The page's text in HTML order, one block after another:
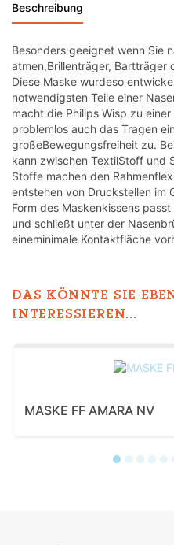
Beschreibung
Besonders geeignet wenn Sie
atmen,Brillenträger, Bartträger
Diese Maske wurdeso
notwendigsten Teile einer
macht die Philips Wisp zu
problemlos auch das Tragen
großeBewegungsfreiheit zu.
kann zwischen TextilStoff und
Stoffe machen den
entstehen von Druckstellen im
Form des Maskenkissens
und schließt unter der
eineminimale Kontaktfläche
DAS KÖNNTE SIE
INTERESSIEREN...
MASKE FF AMARA NV